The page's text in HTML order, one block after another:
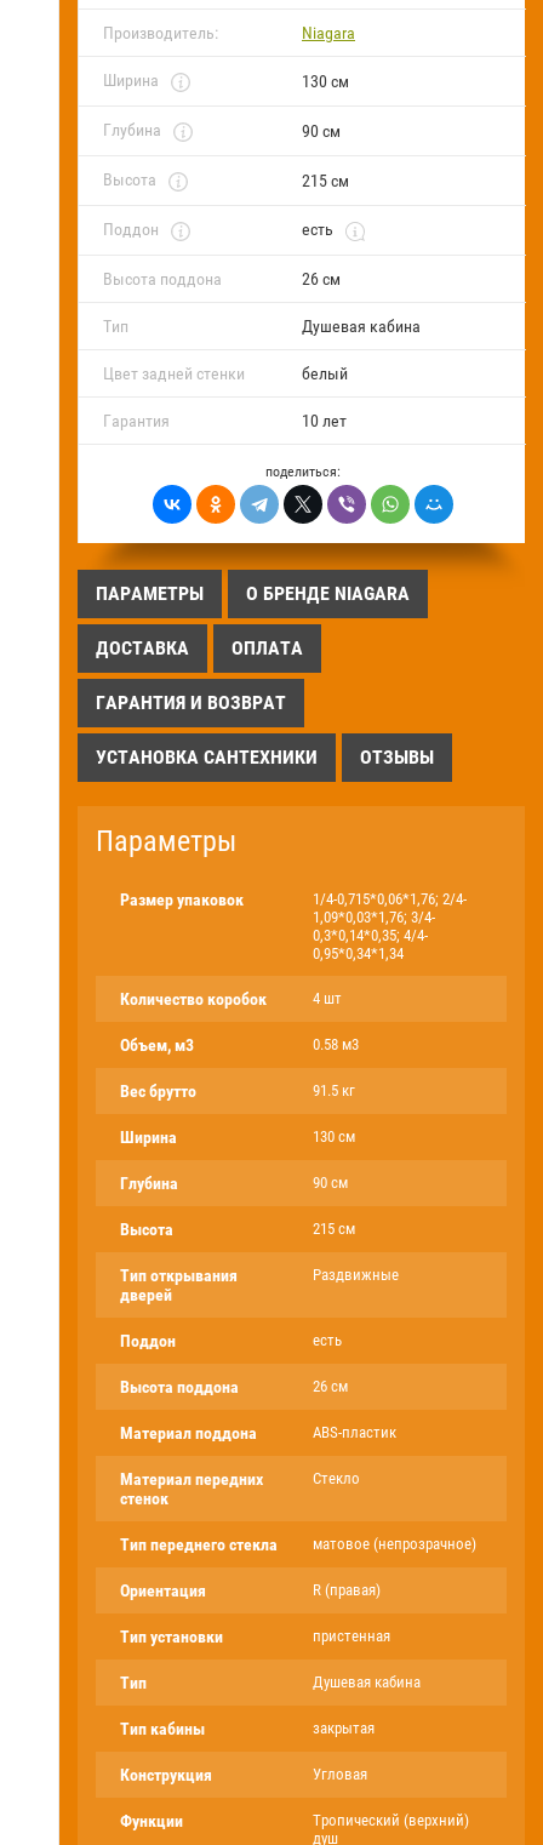
Производитель: Niagara
Ширина 130 см
Глубина 90 см
Высота 215 см
Поддон есть
Высота поддона 26 см
Тип Душевая кабина
Цвет задней стенки белый
Гарантия 10 лет
поделиться:
ПАРАМЕТРЫ О БРЕНДЕ NIAGARA
ДОСТАВКА ОПЛАТА
ГАРАНТИЯ И ВОЗВРАТ
УСТАНОВКА САНТЕХНИКИ ОТЗЫВЫ
Параметры
Размер упаковок
1/4-0,715*0,06*1,76; 2/4-
1,09*0,03*1,76; 3/4-
0,3*0,14*0,35; 4/4-
0,95*0,34*1,34
Количество коробок 4 шт
Объем, м3 0.58 м3
Вес брутто 91.5 кг
Ширина 130 см
Глубина 90 см
Высота 215 см
Тип открывания
дверей
Раздвижные
Поддон есть
Высота поддона 26 см
Материал поддона ABS-пластик
Материал передних
стенок
Стекло
Тип переднего стекла матовое (непрозрачное)
Ориентация R (правая)
Тип установки пристенная
Тип Душевая кабина
Тип кабины закрытая
Конструкция Угловая
Функции
Тропический (верхний)
душ